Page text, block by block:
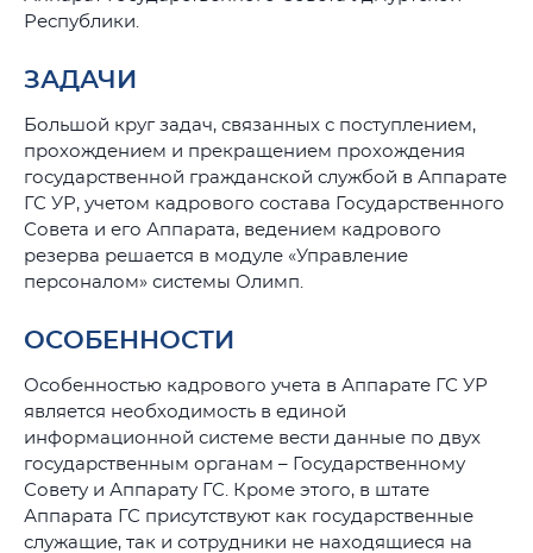
Республики.
ЗАДАЧИ
Большой круг задач, связанных с поступлением,
прохождением и прекращением прохождения
государственной гражданской службой в Аппарате
ГС УР, учетом кадрового состава Государственного
Совета и его Аппарата, ведением кадрового
резерва решается в модуле «Управление
персоналом» системы Олимп.
ОСОБЕННОСТИ
Особенностью кадрового учета в Аппарате ГС УР
является необходимость в единой
информационной системе вести данные по двух
государственным органам – Государственному
Совету и Аппарату ГС. Кроме этого, в штате
Аппарата ГС присутствуют как государственные
служащие, так и сотрудники не находящиеся на